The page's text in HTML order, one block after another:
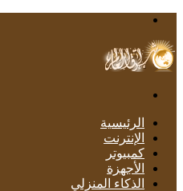
الرئيسية
الإنترنت
كمبيوتر
الأجهزة
الذكاء المنزلي